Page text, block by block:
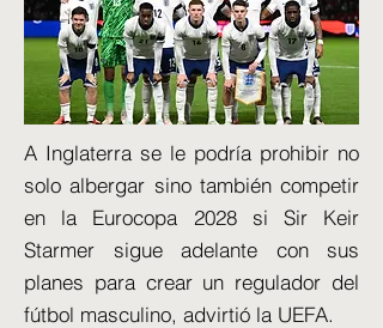
A Inglaterra se le podría prohibir no
solo albergar sino también competir
en la Eurocopa 2028 si Sir Keir
Starmer sigue adelante con sus
planes para crear un regulador del
fútbol masculino, advirtió la UEFA.